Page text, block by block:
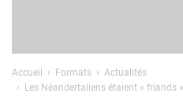
Accueil Formats
Actualités
Les Néandertaliens étaient « friands